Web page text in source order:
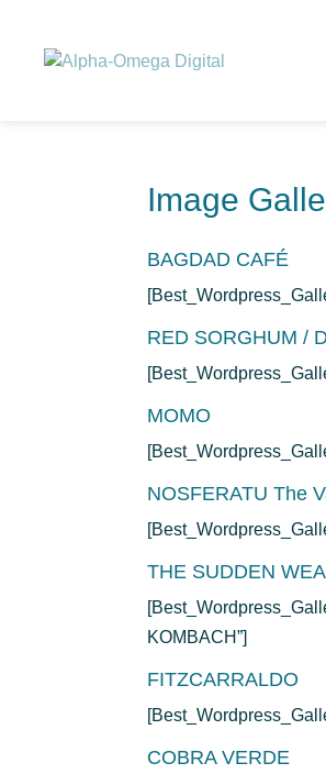
Image
BAGDAD CAFÉ
RED SORGHUM /
MOMO
NOSFERATU The
THE SUDDEN
KOMBACH”]
FITZCARRALDO
COBRA VERDE